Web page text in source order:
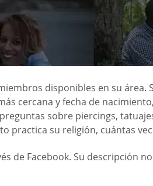
disponibles en su
cercana y fecha de
sobre piercings,
su religión, cuántas
de Facebook. Su descripción